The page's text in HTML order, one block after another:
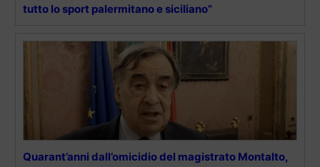
tutto lo sport palermitano e siciliano”
Quarant’anni dall’omicidio del magistrato Montalto,